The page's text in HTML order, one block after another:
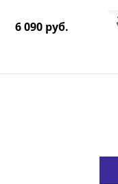
6 090 руб.